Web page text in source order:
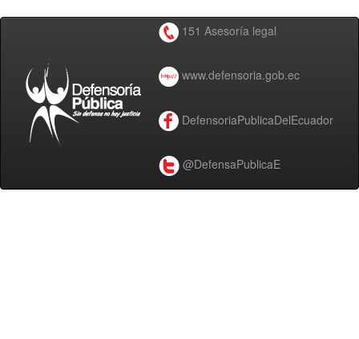
151 Asesoría legal
www.defensoria.gob.ec
DefensoriaPublicaDelEcuador
@DefensaPublicaE